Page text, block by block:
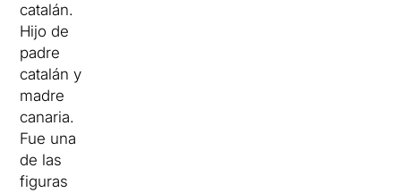
catalán.
Hijo de
padre
catalán y
madre
canaria.
Fue una
de las
figuras